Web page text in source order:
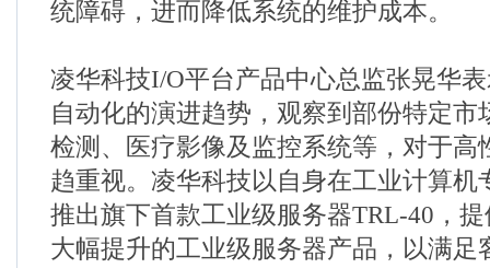
统障碍，进而降低系统的维护成本。
凌华科技I/O平台产品中心总监张晃华
自动化的演进趋势，观察到部份特定市
检测、医疗影像及监控系统等，对于高
趋重视。凌华科技以自身在工业计算机
推出旗下首款工业级服务器TRL-40，
大幅提升的工业级服务器产品，以满足